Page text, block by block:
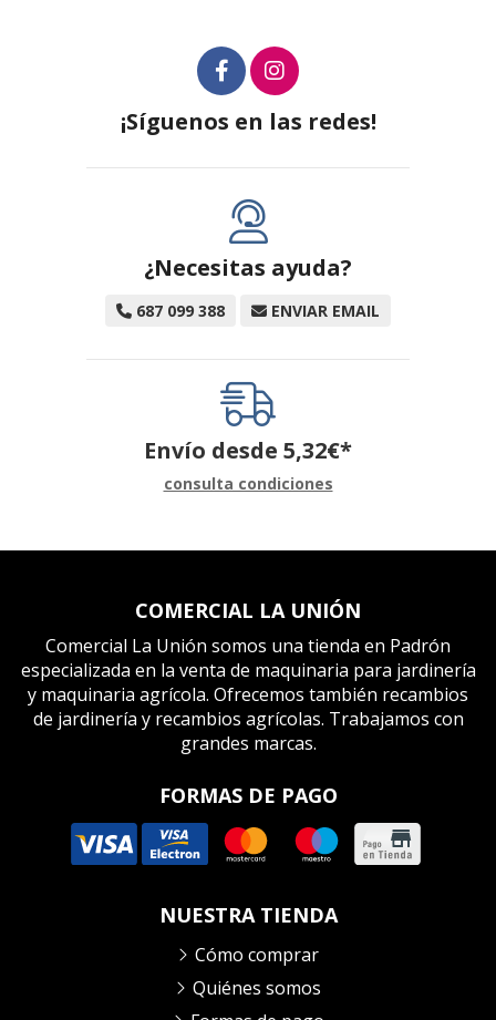
¡Síguenos en las redes!
¿Necesitas ayuda?
687 099 388 ENVIAR EMAIL
Envío desde 5,32€*
consulta condiciones
COMERCIAL LA UNIÓN
Comercial La Unión somos una tienda en Padrón
especializada en la venta de maquinaria para jardinería
y maquinaria agrícola. Ofrecemos también recambios
de jardinería y recambios agrícolas. Trabajamos con
grandes marcas.
FORMAS DE PAGO
NUESTRA TIENDA
Cómo comprar
Quiénes somos